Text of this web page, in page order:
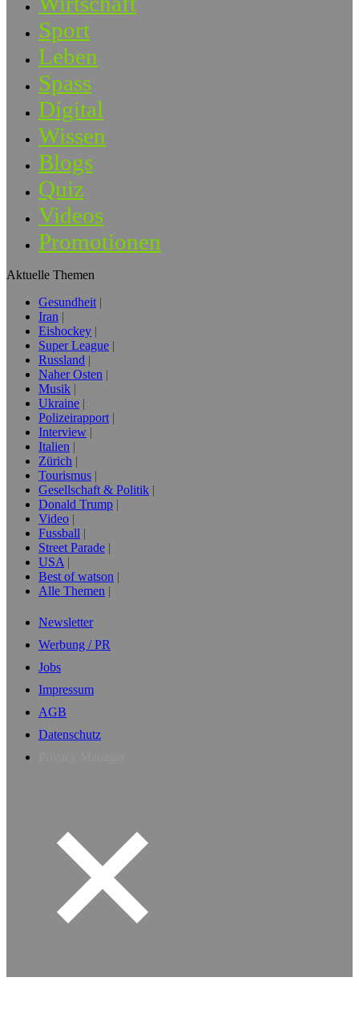
Sport
Leben
Spass
Digital
Wissen
Blogs
Quiz
Videos
Promotionen
Aktuelle Themen
Gesundheit
Iran
Eishockey
Super League
Russland
Naher Osten
Musik
Ukraine
Polizeirapport
Interview
Italien
Zürich
Tourismus
Gesellschaft & Politik
Donald Trump
Video
Fussball
Street Parade
USA
Best of watson
Alle Themen
Newsletter
Werbung / PR
Jobs
Impressum
AGB
Datenschutz